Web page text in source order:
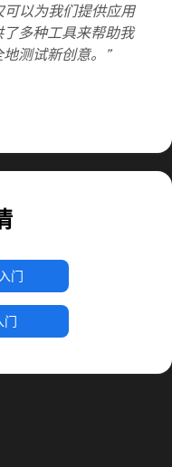
以为我们提供应用
多种工具来帮助我
测试新创意。”
门
门